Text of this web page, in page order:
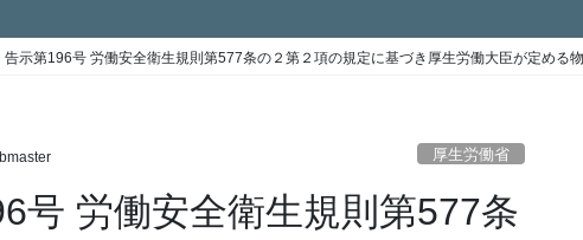
告示第196号 労働安全衛生規則第577条の２第２項の規定に基づき厚生労働大臣が定め
厚生労働省
号 労働安全衛生規則第577条